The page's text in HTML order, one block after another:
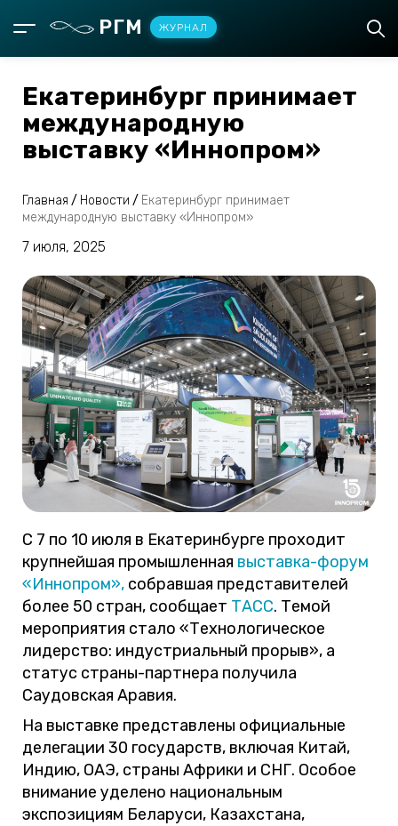
РГМ ЖУРНАЛ
Екатеринбург принимает
международную
выставку «Иннопром»
Главная / Новости / Екатеринбург принимает
международную выставку «Иннопром»
7 июля, 2025
С 7 по 10 июля в Екатеринбурге проходит
крупнейшая промышленная выставка-форум
«Иннопром», собравшая представителей
более 50 стран, сообщает ТАСС. Темой
мероприятия стало «Технологическое
лидерство: индустриальный прорыв», а
статус страны-партнера получила
Саудовская Аравия.
На выставке представлены официальные
делегации 30 государств, включая Китай,
Индию, ОАЭ, страны Африки и СНГ. Особое
внимание уделено национальным
экспозициям Беларуси, Казахстана,